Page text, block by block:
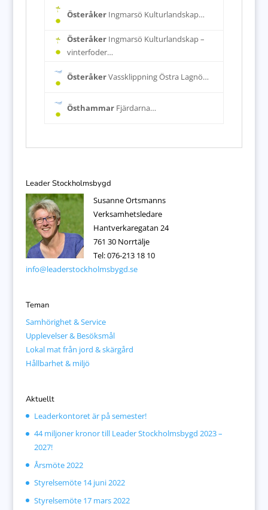
Österåker Ingmarsö Kulturlandskap…
Österåker Ingmarsö Kulturlandskap –
vinterfoder…
ÖsteråkerVassklippning Östra Lagnö…
Östhammar Fjärdarna…
Leader Stockholmsbygd
Susanne Ortsmanns
Verksamhetsledare
Hantverkaregatan 24
761 30 Norrtälje
Tel: 076-213 18 10
info@leaderstockholmsbygd.se
Teman
Samhörighet & Service
Upplevelser & Besöksmål
Lokal mat från jord & skärgård
Hållbarhet & miljö
Aktuellt
Leaderkontoret är på semester!
44 miljoner kronor till Leader Stockholmsbygd 2023 –
2027!
Årsmöte 2022
Styrelsemöte 14 juni 2022
Styrelsemöte 17 mars 2022